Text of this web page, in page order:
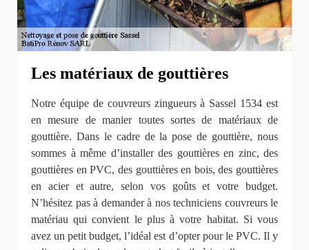
Les matériaux de gouttières
Notre équipe de couvreurs zingueurs à Sassel 1534 est
en mesure de manier toutes sortes de matériaux de
gouttière. Dans le cadre de la pose de gouttière, nous
sommes à même d’installer des gouttières en zinc, des
gouttières en PVC, des gouttières en bois, des gouttières
en acier et autre, selon vos goûts et votre budget.
N’hésitez pas à demander à nos techniciens couvreurs le
matériau qui convient le plus à votre habitat. Si vous
avez un petit budget, l’idéal est d’opter pour le PVC. Il y